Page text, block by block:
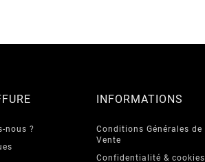
nous ?
INFORMATIONS
Conditions Générales de
Vente
Confidentialité & cookies